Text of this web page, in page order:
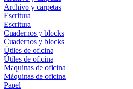
Archivo y carpetas
Escritura
Escritura
Cuadernos y blocks
Cuadernos y blocks
Útiles de oficina
Útiles de oficina
Maquinas de oficina
Máquinas de oficina
Papel